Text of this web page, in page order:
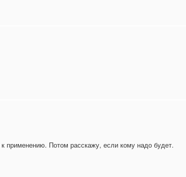
применению. Потом расскажу, если кому надо будет.